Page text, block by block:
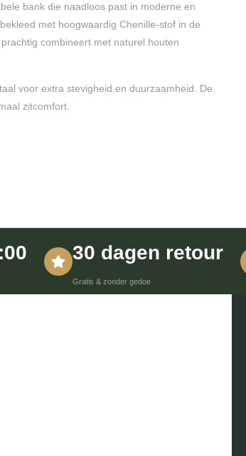
bank die naadloos past in moderne en
met hoogwaardig Chenille-stof in de
combineert met naturel houten
voor extra stevigheid en duurzaamheid. De
zitcomfort.
30 dagen retour
Gratis & zonder gedoe